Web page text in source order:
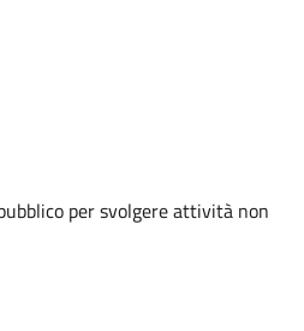
per svolgere attività non